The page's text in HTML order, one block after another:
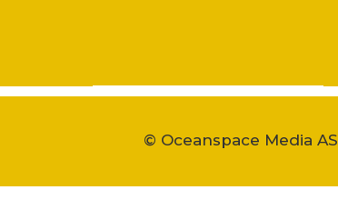
© Oceanspace Media AS